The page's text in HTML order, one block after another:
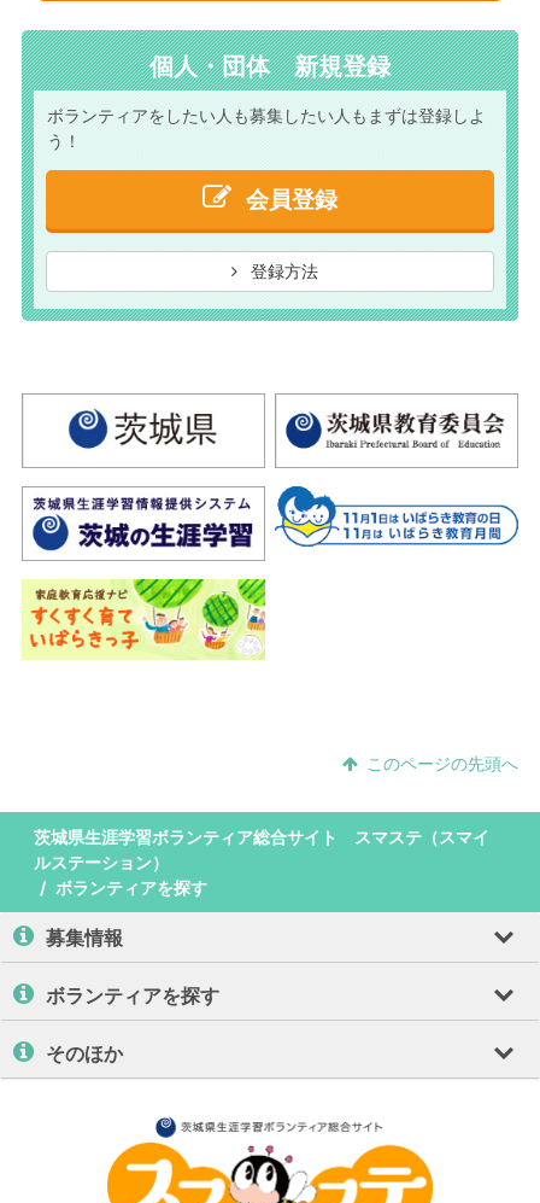
個人・団体 新規登録
ボランティアをしたい人も募集したい人もまずは登録しよ
う！
会員登録
登録方法
このページの先頭へ
茨城県生涯学習ボランティア総合サイト スマステ（スマイ
ルステーション）
ボランティアを探す
募集情報
ボランティアを探す
そのほか